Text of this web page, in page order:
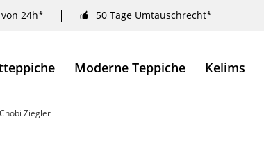
24h* 50 Tage Umtauschrecht*
Moderne Teppiche Kelims
Chobi Ziegler